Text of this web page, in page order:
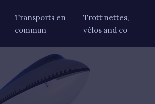
Transports en
commun
Trottinettes,
vélos and co